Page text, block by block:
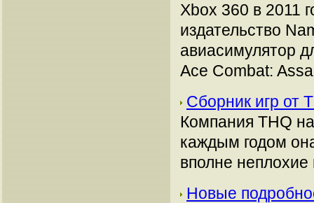
Xbox 360 в 2011
издательство
авиасимулятор
Ace Combat:
Сборник игр от
Компания THQ
каждым годом
вполне неплохие
Новые